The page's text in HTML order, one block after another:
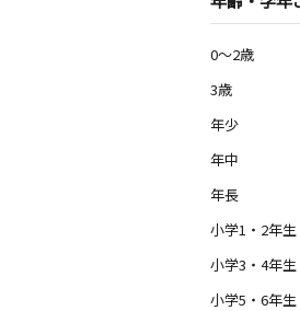
0～2歳
3歳
年少
年中
年長
小学1・2年生
小学3・4年生
小学5・6年生